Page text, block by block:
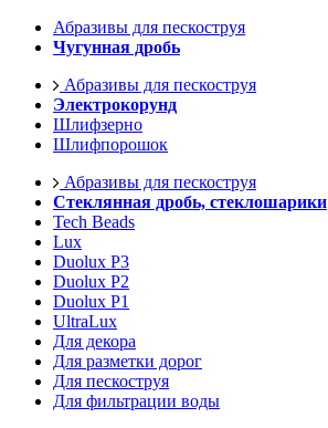
Абразивы для пескоструя
Чугунная дробь
Абразивы для пескоструя
Электрокорунд
Шлифзерно
Шлифпорошок
Абразивы для пескоструя
Стеклянная дробь, стеклошарики
Tech Beads
Lux
Duolux P3
Duolux P2
Duolux P1
UltraLux
Для декора
Для разметки дорог
Для пескоструя
Для фильтрации воды